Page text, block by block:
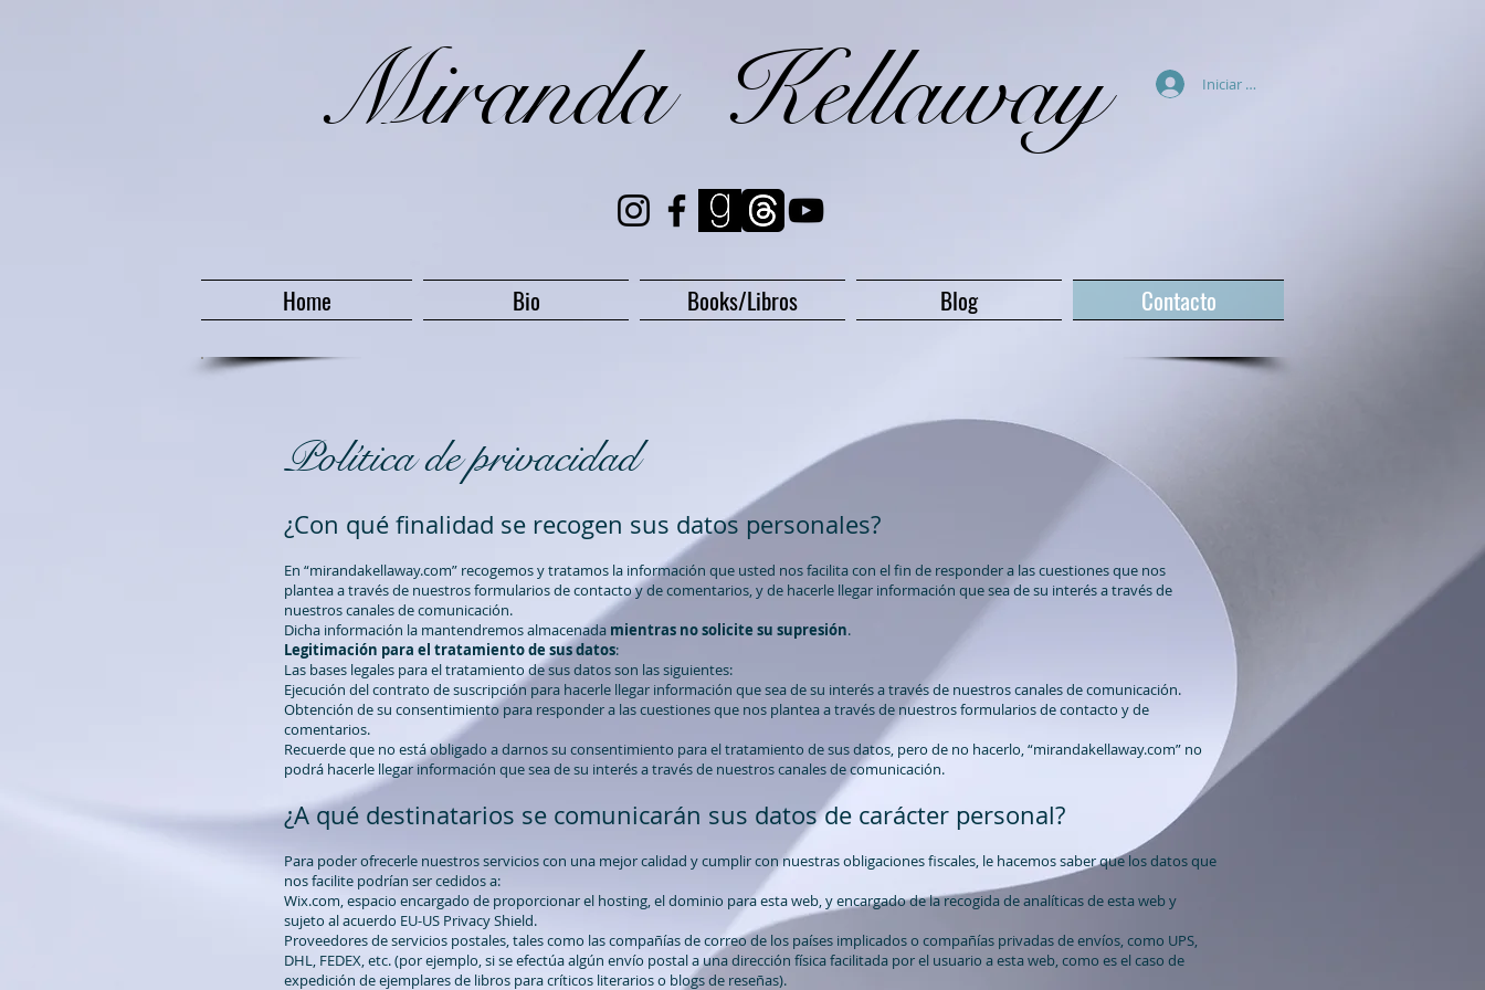
​Miranda Kellaway Iniciar sesión
Home Bio Books/Libros Blog Contacto
Política de privacidad
¿Con qué finalidad se recogen sus datos personales?
En “mirandakellaway.com” recogemos y tratamos la información que usted nos facilita con el fin de responder a las cuestiones que nos
plantea a través de nuestros formularios de contacto y de comentarios, y de hacerle llegar información que sea de su interés a través de
nuestros canales de comunicación.
Dicha información la mantendremos almacenada mientras no solicite su supresión.
Legitimación para el tratamiento de sus datos:
Las bases legales para el tratamiento de sus datos son las siguientes:
Ejecución del contrato de suscripción para hacerle llegar información que sea de su interés a través de nuestros canales de comunicación.
Obtención de su consentimiento para responder a las cuestiones que nos plantea a través de nuestros formularios de contacto y de
comentarios.
Recuerde que no está obligado a darnos su consentimiento para el tratamiento de sus datos, pero de no hacerlo, “mirandakellaway.com” no
podrá hacerle llegar información que sea de su interés a través de nuestros canales de comunicación.
¿A qué destinatarios se comunicarán sus datos de carácter personal?
Para poder ofrecerle nuestros servicios con una mejor calidad y cumplir con nuestras obligaciones fiscales, le hacemos saber que los datos que
nos facilite podrían ser cedidos a:
Wix.com, espacio encargado de proporcionar el hosting, el dominio para esta web, y encargado de la recogida de analíticas de esta web y
sujeto al acuerdo EU-US Privacy Shield.
Proveedores de servicios postales, tales como las compañías de correo de los países implicados o compañías privadas de envíos, como UPS,
DHL, FEDEX, etc. (por ejemplo, si se efectúa algún envío postal a una dirección física facilitada por el usuario a esta web, como es el caso de
expedición de ejemplares de libros para críticos literarios o blogs de reseñas).